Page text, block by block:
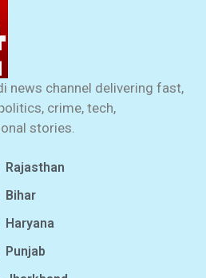
news channel delivering fast,
crime, tech,
stories.
Rajasthan
Bihar
Haryana
Punjab